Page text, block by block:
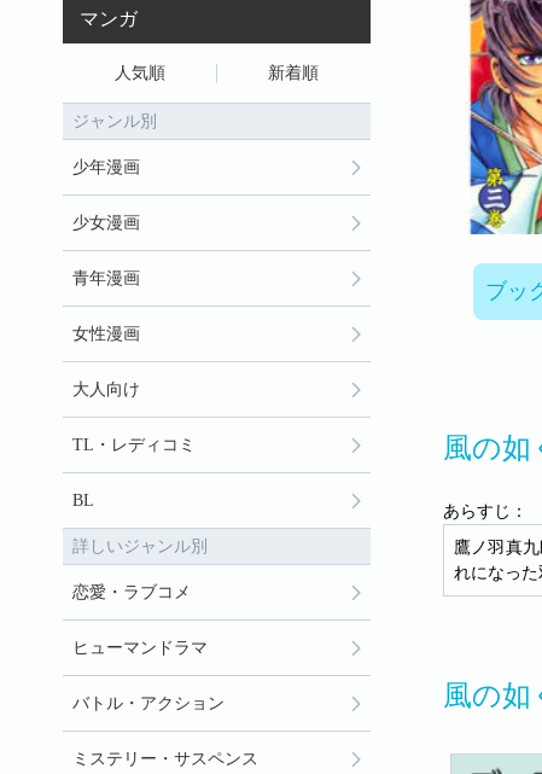
ブッ
風の如
あらすじ：
鷹ノ羽真
れになっ
風の如
マンガ
人気順 新着順
ジャンル別
少年漫画
少女漫画
青年漫画
女性漫画
大人向け
TL・レディコミ
BL
詳しいジャンル別
恋愛・ラブコメ
ヒューマンドラマ
バトル・アクション
ミステリー・サスペンス